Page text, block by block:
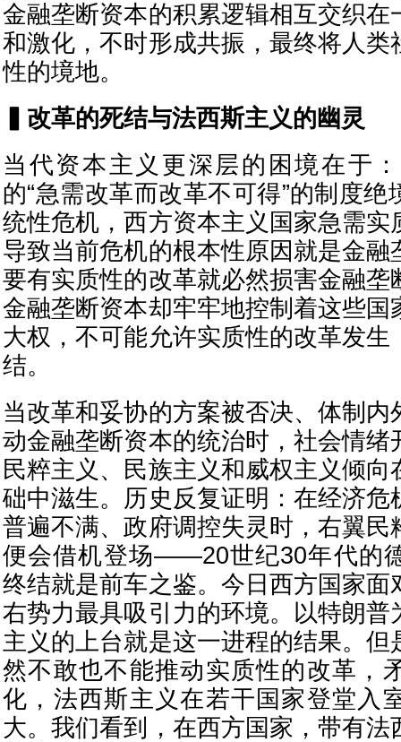
金融垄断资本的积累逻辑相互交织在
和激化，不时形成共振，最终将人类
性的境地。
▍改革的死结与法西斯主义的幽灵
当代资本主义更深层的困境在于
的“急需改革而改革不可得”的制度
统性危机，西方资本主义国家急需实
导致当前危机的根本性原因就是金融
要有实质性的改革就必然损害金融垄
金融垄断资本却牢牢地控制着这些国
大权，不可能允许实质性的改革发生
结。
当改革和妥协的方案被否决、体制内
动金融垄断资本的统治时，社会情绪
民粹主义、民族主义和威权主义倾向
础中滋生。历史反复证明：在经济危
普遍不满、政府调控失灵时，右翼民
便会借机登场——20世纪30年代的
终结就是前车之鉴。今日西方国家面
右势力最具吸引力的环境。以特朗普
主义的上台就是这一进程的结果。但
然不敢也不能推动实质性的改革，
化，法西斯主义在若干国家登堂入
大。我们看到，在西方国家，带有法